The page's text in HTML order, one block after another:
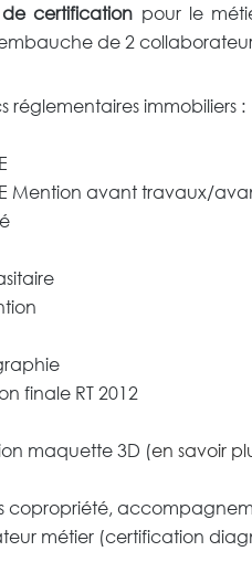
certification pour le
de 2
réglementaires immobiliers :
Mention avant travaux/
finale RT 2012
maquette 3D (en savoir
copropriété,
métier (certification